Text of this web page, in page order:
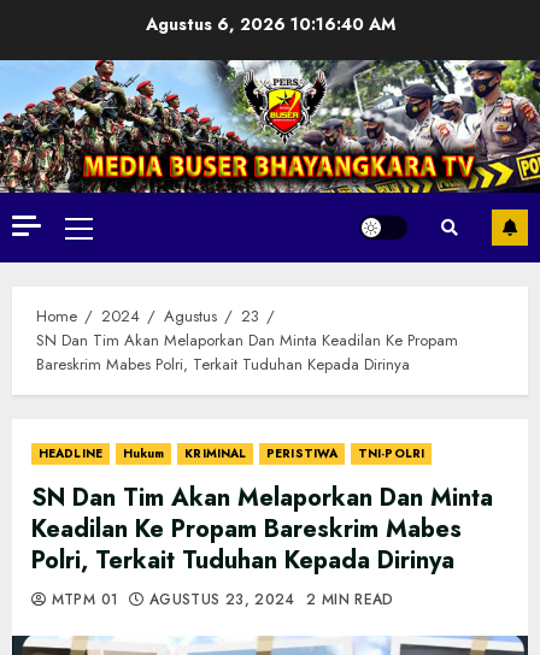
Agustus 6, 202610:16:41 AM
Primary
Menu
Home 2024 Agustus
23
SN Dan Tim Akan Melaporkan Dan Minta Keadilan Ke Propam
Bareskrim Mabes Polri, Terkait Tuduhan Kepada Dirinya
HEADLINE Hukum KRIMINAL PERISTIWA TNI-POLRI
SN Dan Tim Akan Melaporkan Dan Minta
Keadilan Ke Propam Bareskrim Mabes
Polri, Terkait Tuduhan Kepada Dirinya
MTPM 01 AGUSTUS 23, 2024 2 MIN READ